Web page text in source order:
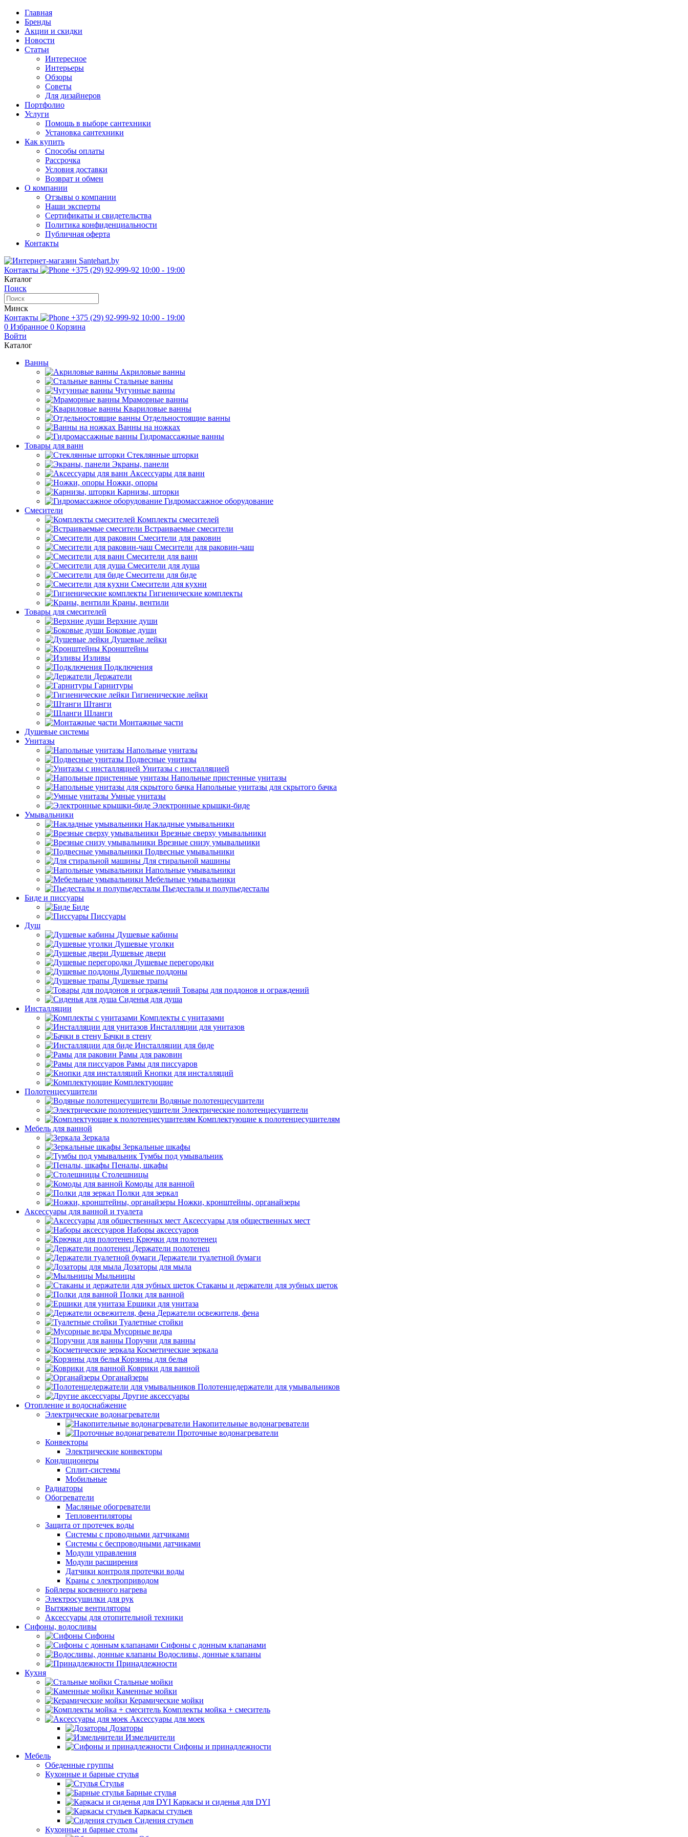
Главная
Бренды
Акции и скидки
Новости
Статьи
Интересное
Интерьеры
Обзоры
Советы
Для дизайнеров
Портфолио
Услуги
Помощь в выборе сантехники
Установка сантехники
Как купить
Способы оплаты
Рассрочка
Условия доставки
Возврат и обмен
О компании
Отзывы о компании
Наши эксперты
Сертификаты и свидетельства
Политика конфиденциальности
Публичная оферта
Контакты
Контакты +375 (29) 92-999-92 10:00 - 19:00
Каталог
Поиск
Минск
Контакты
+375 (29) 92-999-92 10:00 - 19:00
0 Избранное 0 Корзина
Войти
Каталог
Ванны
Акриловые ванны
Стальные ванны
Чугунные ванны
Мраморные ванны
Квариловые ванны
Отдельностоящие ванны
Ванны на ножках
Гидромассажные ванны
Товары для ванн
Стеклянные шторки
Экраны, панели
Аксессуары для ванн
Ножки, опоры
Карнизы, шторки
Гидромассажное оборудование
Смесители
Комплекты смесителей
Встраиваемые смесители
Смесители для раковин
Смесители для раковин-чаш
Смесители для ванн
Смесители для душа
Смесители для биде
Смесители для кухни
Гигиенические комплекты
Краны, вентили
Товары для смесителей
Верхние души
Боковые души
Душевые лейки
Кронштейны
Изливы
Подключения
Держатели
Гарнитуры
Гигиенические лейки
Штанги
Шланги
Монтажные части
Душевые системы
Унитазы
Напольные унитазы
Подвесные унитазы
Унитазы с инсталляцией
Напольные пристенные унитазы
Напольные унитазы для скрытого бачка
Умные унитазы
Электронные крышки-биде
Умывальники
Накладные умывальники
Врезные сверху умывальники
Врезные снизу умывальники
Подвесные умывальники
Для стиральной машины
Напольные умывальники
Мебельные умывальники
Пьедесталы и полупьедесталы
Биде и писсуары
Биде
Писсуары
Душ
Душевые кабины
Душевые уголки
Душевые двери
Душевые перегородки
Душевые поддоны
Душевые трапы
Товары для поддонов и ограждений
Сиденья для душа
Инсталляции
Комплекты с унитазами
Инсталляции для унитазов
Бачки в стену
Инсталляции для биде
Рамы для раковин
Рамы для писсуаров
Кнопки для инсталляций
Комплектующие
Полотенцесушители
Водяные полотенцесушители
Электрические полотенцесушители
Комплектующие к полотенцесушителям
Мебель для ванной
Зеркала
Зеркальные шкафы
Тумбы под умывальник
Пеналы, шкафы
Столешницы
Комоды для ванной
Полки для зеркал
Ножки, кронштейны, органайзеры
Аксессуары для ванной и туалета
Аксессуары для общественных мест
Наборы аксессуаров
Крючки для полотенец
Держатели полотенец
Держатели туалетной бумаги
Дозаторы для мыла
Мыльницы
Стаканы и держатели для зубных щеток
Полки для ванной
Ершики для унитаза
Держатели освежителя, фена
Туалетные стойки
Мусорные ведра
Поручни для ванны
Косметические зеркала
Корзины для белья
Коврики для ванной
Органайзеры
Полотенцедержатели для умывальников
Другие аксессуары
Отопление и водоснабжение
Электрические водонагреватели
Накопительные водонагреватели
Проточные водонагреватели
Конвекторы
Электрические конвекторы
Кондиционеры
Сплит-системы
Мобильные
Радиаторы
Обогреватели
Масляные обогреватели
Тепловентиляторы
Защита от протечек воды
Системы с проводными датчиками
Системы с беспроводными датчиками
Модули управления
Модули расширения
Датчики контроля протечки воды
Краны с электроприводом
Бойлеры косвенного нагрева
Электросушилки для рук
Вытяжные вентиляторы
Аксессуары для отопительной техники
Сифоны, водосливы
Сифоны
Сифоны с донным клапанами
Водосливы, донные клапаны
Принадлежности
Кухня
Стальные мойки
Каменные мойки
Керамические мойки
Комплекты мойка + смеситель
Аксессуары для моек
Дозаторы
Измельчители
Сифоны и принадлежности
Мебель
Обеденные группы
Кухонные и барные стулья
Стулья
Барные стулья
Каркасы и сиденья для DYI
Каркасы стульев
Сидения стульев
Кухонные и барные столы